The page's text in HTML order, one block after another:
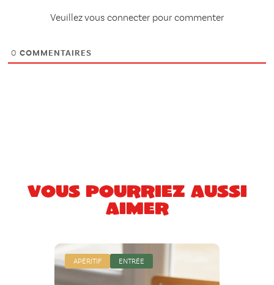
Veuillez vous connecter pour commenter
0 COMMENTAIRES
Vous pourriez aussi
aimer
APÉRITIF ENTRÉE